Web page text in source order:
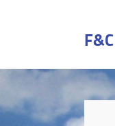
F&C